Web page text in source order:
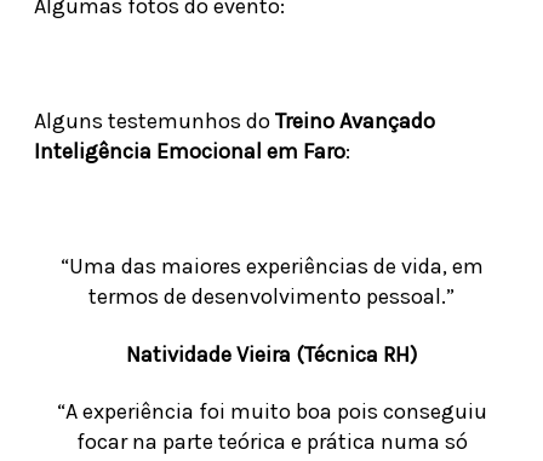
Algumas fotos do evento:
Alguns testemunhos doTreino Avançado
Inteligência Emocional em Faro:
“Uma das maiores experiências de vida, em
termos de desenvolvimento pessoal.”
Natividade Vieira (Técnica RH)
“A experiência foi muito boa pois conseguiu
focar na parte teórica e prática numa só